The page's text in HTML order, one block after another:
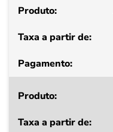
de
Pagamento